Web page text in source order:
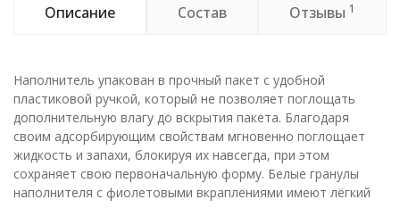
Описание Состав Отзывы 1
Наполнитель упакован в прочный пакет с удобной
пластиковой ручкой, который не позволяет поглощать
дополнительную влагу до вскрытия пакета. Благодаря
своим адсорбирующим свойствам мгновенно поглощает
жидкость и запахи, блокируя их навсегда, при этом
сохраняет свою первоначальную форму. Белые гранулы
наполнителя с фиолетовыми вкраплениями имеют лёгкий